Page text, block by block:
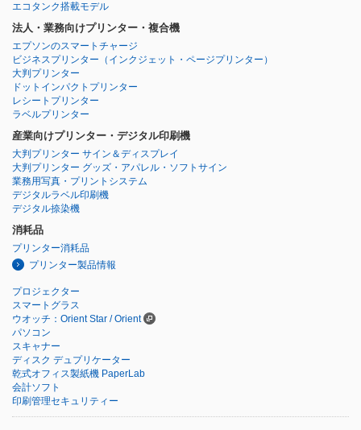
エコタンク搭載モデル
法人・業務向けプリンター・複合機
エプソンのスマートチャージ
ビジネスプリンター （インクジェット・ページプリンター）
大判プリンター
ドットインパクトプリンター
レシートプリンター
ラベルプリンター
産業向けプリンター・デジタル印刷機
大判プリンター サイン＆ディスプレイ
大判プリンター グッズ・アパレル・ソフトサイン
業務用写真・プリントシステム
デジタルラベル印刷機
デジタル捺染機
消耗品
プリンター消耗品
プリンター製品情報
プロジェクター
スマートグラス
ウオッチ：Orient Star / Orient
パソコン
スキャナー
ディスク デュプリケーター
乾式オフィス製紙機 PaperLab
会計ソフト
印刷管理セキュリティー